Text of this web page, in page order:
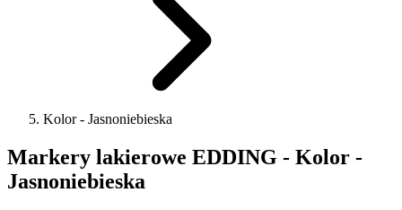
Kolor - Jasnoniebieska
Markery lakierowe EDDING - Kolor -
Jasnoniebieska